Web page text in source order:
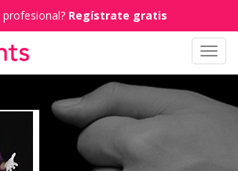
profesional? Regístrate gratis